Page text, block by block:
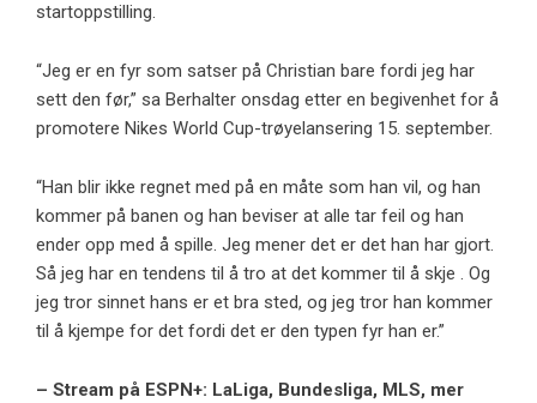
startoppstilling.
“Jeg er en fyr som satser på Christian bare fordi jeg har
sett den før,” sa Berhalter onsdag etter en begivenhet for å
promotere Nikes World Cup-trøyelansering 15. september.
“Han blir ikke regnet med på en måte som han vil, og han
kommer på banen og han beviser at alle tar feil og han
ender opp med å spille. Jeg mener det er det han har gjort.
Så jeg har en tendens til å tro at det kommer til å skje . Og
jeg tror sinnet hans er et bra sted, og jeg tror han kommer
til å kjempe for det fordi det er den typen fyr han er.”
– Stream på ESPN+: LaLiga, Bundesliga, MLS, mer